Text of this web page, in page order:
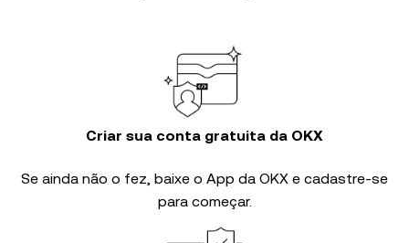
Criar sua conta gratuita da OKX
Se ainda não o fez, baixe o App da OKX e cadastre-se
para começar.